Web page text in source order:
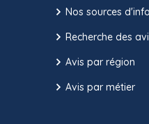
Nos sources
Recherche des
Avis par région
Avis par métier